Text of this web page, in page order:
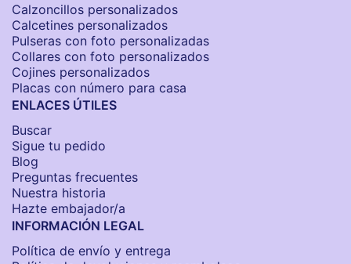
Calzoncillos personalizados​
Calcetines personalizados
Pulseras con foto personalizadas
Collares con foto personalizados
Cojines personalizados
Placas con número para casa
ENLACES ÚTILES
Buscar
Sigue tu pedido
Blog
Preguntas frecuentes
Nuestra historia
Hazte embajador/a
INFORMACIÓN LEGAL
Política de envío y entrega